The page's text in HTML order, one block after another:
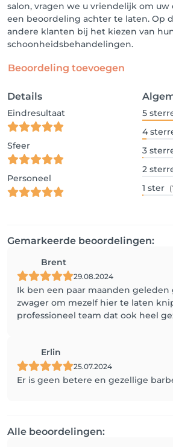
salon, vragen we u vriendelijk om
een beoordeling achter te laten. Op
andere klanten bij het kiezen van
schoonheidsbehandelingen.
Beoordeling toevoegen
Details
Eindresultaat
Sfeer
Personeel
5
4
3
2
1 ster
Gemarkeerde beoordelingen:
Brent
29.08.2024
Ik ben een paar maanden
zwager om mezelf hier te laten
professioneel team dat ook heel
Erlin
25.07.2024
Er is geen betere en gezellige
Alle beoordelingen: